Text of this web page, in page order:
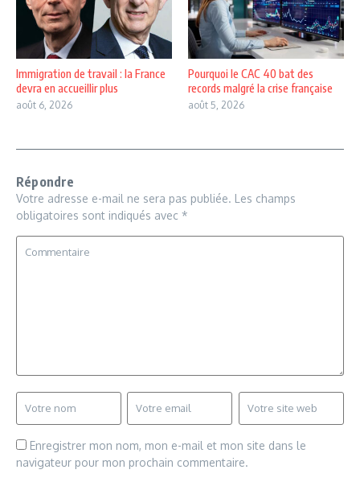
Immigration de travail : la France
devra en accueillir plus
août 6, 2026
Pourquoi le CAC 40 bat des
records malgré la crise française
août 5, 2026
Répondre
Votre adresse e-mail ne sera pas publiée. Les champs
obligatoires sont indiqués avec *
Enregistrer mon nom, mon e-mail et mon site dans le
navigateur pour mon prochain commentaire.